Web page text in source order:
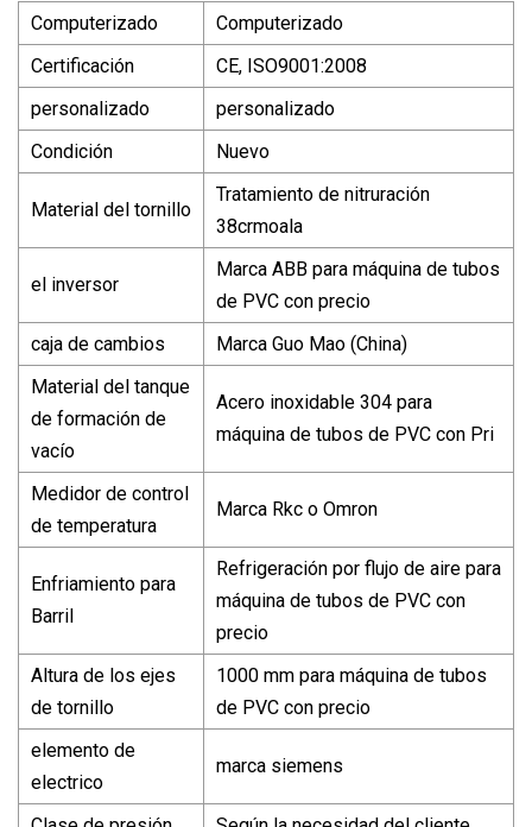
Computerizado
Computerizado
Certificación
CE, ISO9001:2008
personalizado
personalizado
Condición
Nuevo
Material del tornillo
Tratamiento de nitruración
38crmoala
el inversor
Marca ABB para máquina de tubos
de PVC con precio
caja de cambios
Marca Guo Mao (China)
Material del tanque
de formación de
vacío
Acero inoxidable 304 para
máquina de tubos de PVC con Pri
Medidor de control
de temperatura
Marca Rkc o Omron
Enfriamiento para
Barril
Refrigeración por flujo de aire para
máquina de tubos de PVC con
precio
Altura de los ejes
de tornillo
1000 mm para máquina de tubos
de PVC con precio
elemento de
electrico
marca siemens